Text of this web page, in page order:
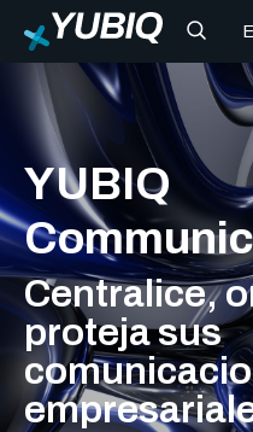
YUBIQ
Centralice,
proteja sus